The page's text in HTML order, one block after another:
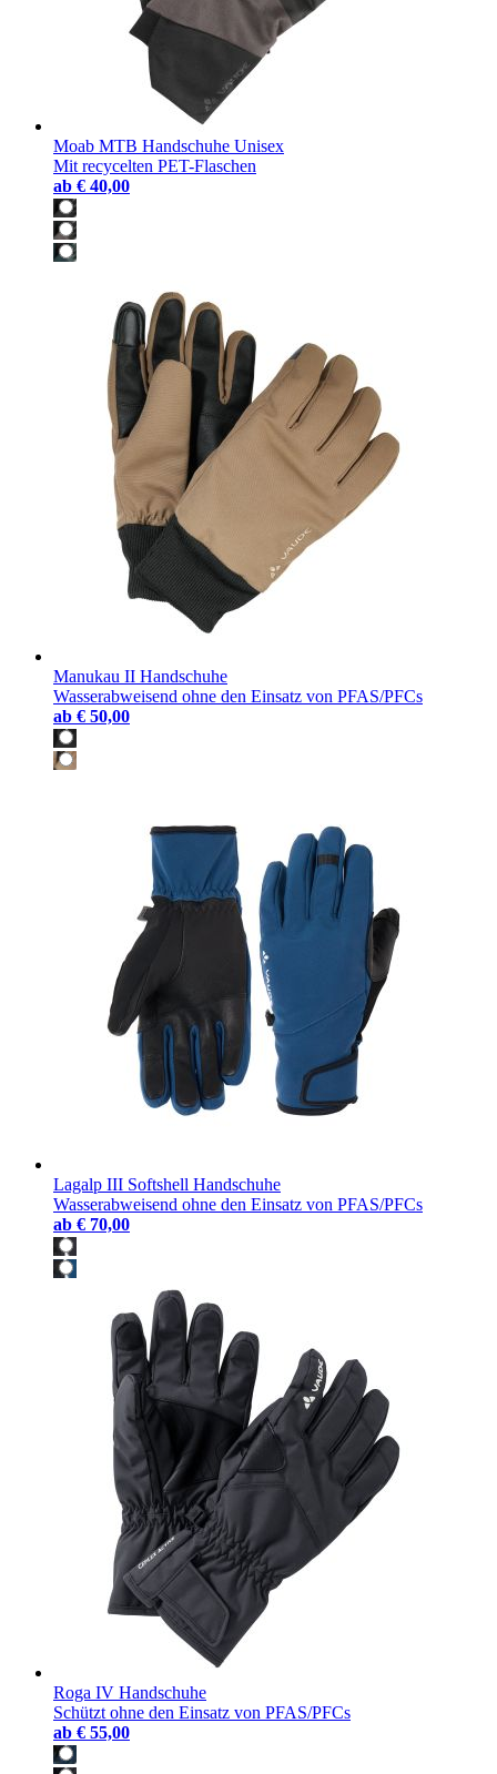
Moab MTB Handschuhe Unisex
Mit recycelten PET-Flaschen
ab € 40,00
Manukau II Handschuhe
Wasserabweisend ohne den Einsatz von PFAS/PFCs
ab € 50,00
Lagalp III Softshell Handschuhe
Wasserabweisend ohne den Einsatz von PFAS/PFCs
ab € 70,00
Roga IV Handschuhe
Schützt ohne den Einsatz von PFAS/PFCs
ab € 55,00